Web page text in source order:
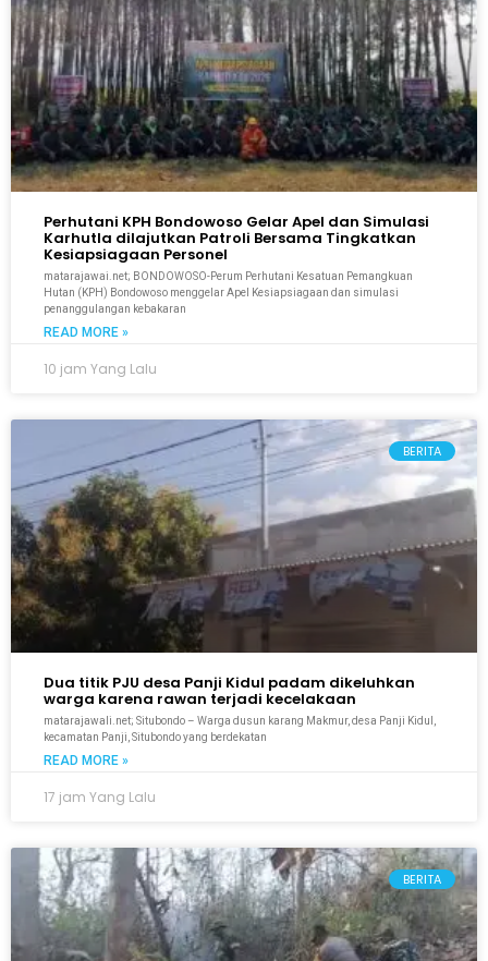
Perhutani KPH Bondowoso Gelar Apel dan Simulasi
Karhutla dilajutkan Patroli Bersama Tingkatkan
Kesiapsiagaan Personel
matarajawai.net; BONDOWOSO-Perum Perhutani Kesatuan Pemangkuan
Hutan (KPH) Bondowoso menggelar Apel Kesiapsiagaan dan simulasi
penanggulangan kebakaran
READ MORE »
10 jam Yang Lalu
BERITA
Dua titik PJU desa Panji Kidul padam dikeluhkan
warga karena rawan terjadi kecelakaan
matarajawali.net; Situbondo – Warga dusun karang Makmur, desa Panji Kidul,
kecamatan Panji, Situbondo yang berdekatan
READ MORE »
17 jam Yang Lalu
BERITA